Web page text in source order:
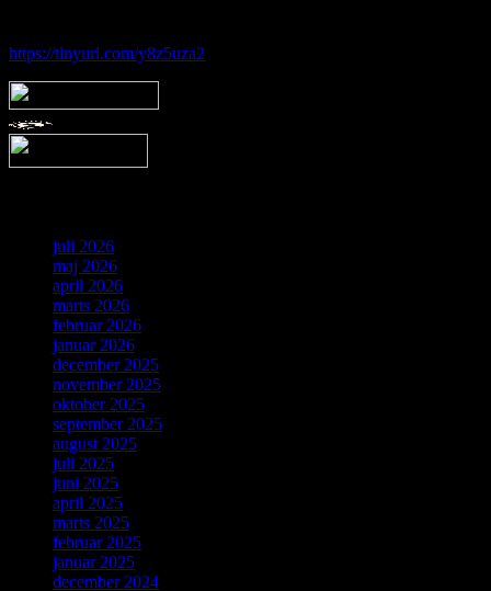
https://tinyurl.com/y8z5uza2
juli 2026
maj 2026
april 2026
marts 2026
februar 2026
januar 2026
december 2025
november 2025
oktober 2025
september 2025
august 2025
juli 2025
juni 2025
april 2025
marts 2025
februar 2025
januar 2025
december 2024